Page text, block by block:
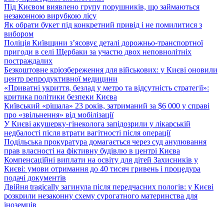
Під Києвом виявлено групу порушників, що займаються
незаконною вирубкою лісу
Як обрати букет під конкретний привід і не помилитися з
вибором
Поліція Київщини з’ясовує деталі дорожньо-транспортної
пригоди в селі Щербаки за участю двох неповнолітніх
постраждалих
Безкоштовне кріозбереження для військових: у Києві оновили
центр репродуктивної медицини
«Приватні укриття, безлад у метро та відсутність стратегії»:
критика політики безпеки Києва
Київський «рішала» 23 років, затриманий за $6 000 у справі
про «звільнення» від мобілізації
У Києві акушерку-гінеколога запідозрили у лікарській
недбалості після втрати вагітності після операції
Подільська прокуратура домагається через суд анулювання
прав власності на фіктивну будівлю в центрі Києва
Компенсаційні виплати на освіту для дітей Захисників у
Києві: умови отримання до 40 тисяч гривень і процедура
подачі документів
Двійня tragically загинула після передчасних пологів: у Києві
розкрили незаконну схему сурогатного материнства для
іноземців